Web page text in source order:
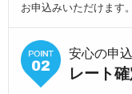
お申込みいただけます。
安心の申
レート